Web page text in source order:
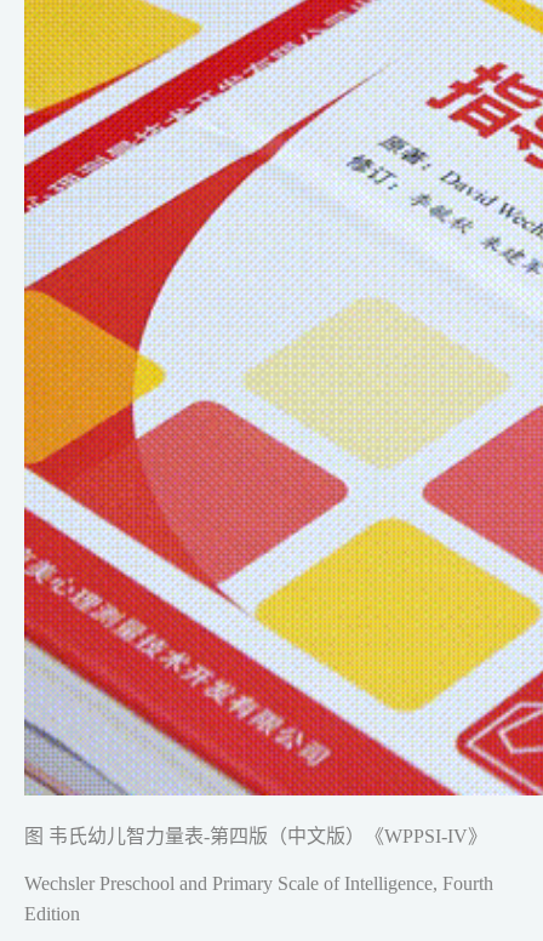
图 韦氏幼儿智力量表-第四版（中文版）《WPPSI-IV》
Wechsler Preschool and Primary Scale of Intelligence, Fourth
Edition